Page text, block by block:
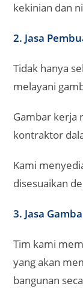
kekinian dan
2. Jasa
Tidak hanya
melayani
Gambar kerja
kontraktor
Kami
disesuaikan
3. Jasa
Tim kami
yang akan
bangunan